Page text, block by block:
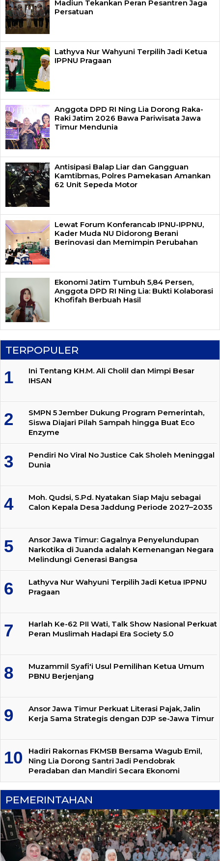
Madiun Tekankan Peran Pesantren Jaga
Persatuan
Lathyva Nur Wahyuni Terpilih Jadi Ketua
IPPNU Pragaan
Anggota DPD RI Ning Lia Dorong Raka-
Raki Jatim 2026 Bawa Pariwisata Jawa
Timur Mendunia
Antisipasi Balap Liar dan Gangguan
Kamtibmas, Polres Pamekasan Amankan
62 Unit Sepeda Motor
Lewat Forum Konferancab IPNU-IPPNU,
Kader Muda NU Didorong Berani
Berinovasi dan Memimpin Perubahan
Ekonomi Jatim Tumbuh 5,84 Persen,
Anggota DPD RI Ning Lia: Bukti Kolaborasi
Khofifah Berbuah Hasil
TERPOPULER
Ini Tentang KH.M. Ali Cholil dan Mimpi Besar
IHSAN
SMPN 5 Jember Dukung Program Pemerintah,
Siswa Diajari Pilah Sampah hingga Buat Eco
Enzyme
Pendiri No Viral No Justice Cak Sholeh Meninggal
Dunia
Moh. Qudsi, S.Pd. Nyatakan Siap Maju sebagai
Calon Kepala Desa Jaddung Periode 2027–2035
Ansor Jawa Timur: Gagalnya Penyelundupan
Narkotika di Juanda adalah Kemenangan Negara
Melindungi Generasi Bangsa
Lathyva Nur Wahyuni Terpilih Jadi Ketua IPPNU
Pragaan
Harlah Ke-62 PII Wati, Talk Show Nasional Perkuat
Peran Muslimah Hadapi Era Society 5.0
Muzammil Syafi'i Usul Pemilihan Ketua Umum
PBNU Berjenjang
Ansor Jawa Timur Perkuat Literasi Pajak, Jalin
Kerja Sama Strategis dengan DJP se-Jawa Timur
Hadiri Rakornas FKMSB Bersama Wagub Emil,
Ning Lia Dorong Santri Jadi Pendobrak
Peradaban dan Mandiri Secara Ekonomi
PEMERINTAHAN